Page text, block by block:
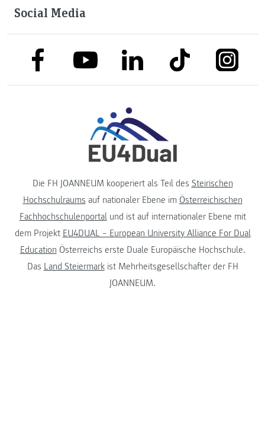
Social Media
link to facebooklink to youtubelink to linkedinlink to tiktok link to
Die FH JOANNEUM kooperiert als Teil des Steirischen
Hochschulraums auf nationaler Ebene im Österreichischen
Fachhochschulenportalund ist auf internationaler Ebene mit
dem Projekt EU4DUAL – European University Alliance For Dual
Education Österreichs erste Duale Europäische Hochschule.
Das Land Steiermarkist Mehrheitsgesellschafter der FH
JOANNEUM.